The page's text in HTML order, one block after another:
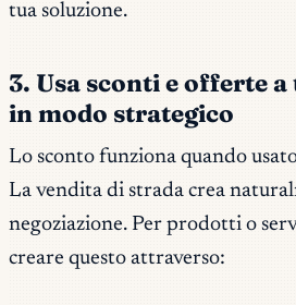
tua soluzione.
3. Usa sconti e offerte
in modo strategico
Lo sconto funziona quando
La vendita di strada crea
negoziazione. Per prodotti o
creare questo attraverso: